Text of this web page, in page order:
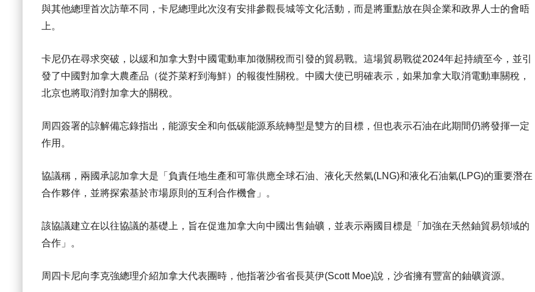
與其他總理首次訪華不同，卡尼總理此次沒有安排參觀長城等文化活動，而是將重點放在與企業和政界人士的會晤
上。
卡尼仍在尋求突破，以緩和加拿大對中國電動車加徵關稅而引發的貿易戰。這場貿易戰從2024年起持續至今，並引
發了中國對加拿大農產品（從芥菜籽到海鮮）的報復性關稅。中國大使已明確表示，如果加拿大取消電動車關稅，
北京也將取消對加拿大的關稅。
周四簽署的諒解備忘錄指出，能源安全和向低碳能源系統轉型是雙方的目標，但也表示石油在此期間仍將發揮一定
作用。
協議稱，兩國承認加拿大是「負責任地生產和可靠供應全球石油、液化天然氣(LNG)和液化石油氣(LPG)的重要潛在
合作夥伴，並將探索基於市場原則的互利合作機會」。
該協議建立在以往協議的基礎上，旨在促進加拿大向中國出售鈾礦，並表示兩國目標是「加強在天然鈾貿易領域的
合作」。
周四卡尼向李克強總理介紹加拿大代表團時，他指著沙省省長莫伊(Scott Moe)說，沙省擁有豐富的鈾礦資源。